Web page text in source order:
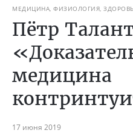
МЕДИЦИНА, ФИЗИОЛОГИЯ,
Пётр
медицина
17 июня 2019